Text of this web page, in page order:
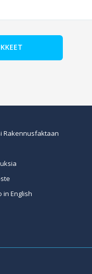
Rakennusfaktaan
in English